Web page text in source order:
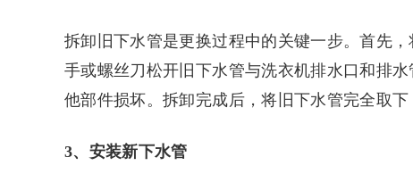
拆卸旧下水管是更换过程中的关键一步。首先
手或螺丝刀松开旧下水管与洗衣机排水口和排
他部件损坏。拆卸完成后，将旧下水管完全取
3、安装新下水管